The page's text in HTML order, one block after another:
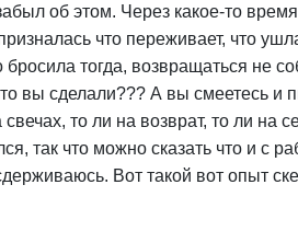
об этом. Через какое-то
что переживает, что
тогда, возвращаться не
вы сделали??? А вы смеетесь и
то ли на возврат, то ли
так что можно сказать что и с
Вот такой вот опыт